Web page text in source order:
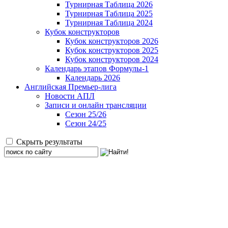
Турнирная Таблица 2026
Турнирная Таблица 2025
Турнирная Таблица 2024
Кубок конструкторов
Кубок конструкторов 2026
Кубок конструкторов 2025
Кубок конструкторов 2024
Календарь этапов Формулы-1
Календарь 2026
Английская Премьер-лига
Новости АПЛ
Записи и онлайн трансляции
Сезон 25/26
Сезон 24/25
Скрыть результаты